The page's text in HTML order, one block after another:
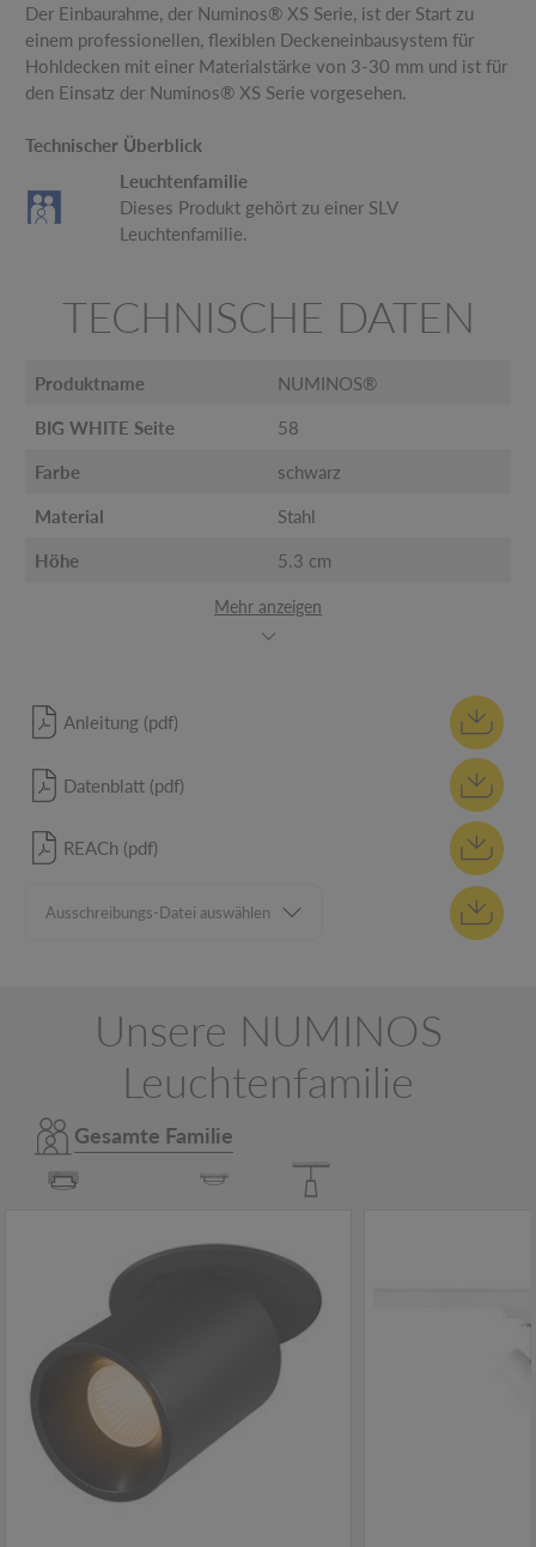
Der Einbaurahme, der Numinos® XS Serie, ist der Start zu
einem professionellen, flexiblen Deckeneinbausystem für
Hohldecken mit einer Materialstärke von 3-30 mm und ist für
den Einsatz der Numinos® XS Serie vorgesehen.
Technischer Überblick
Leuchtenfamilie
Dieses Produkt gehört zu einer SLV
Leuchtenfamilie.
TECHNISCHE DATEN
Produktname NUMINOS®
BIG WHITE Seite 58
Farbe schwarz
Material Stahl
Höhe 5.3 cm
Mehr anzeigen
Anleitung (pdf)
Datenblatt (pdf)
REACh (pdf)
Unsere NUMINOS
Leuchtenfamilie
Gesamte Familie